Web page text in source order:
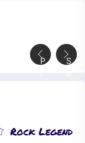
S
t
P
e
Rock Legend